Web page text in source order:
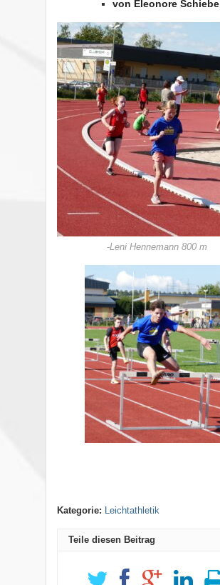
von Eleonore Schiebel
-Leni Hennemann 800 m
Kategorie: Leichtathletik
Teile diesen Beitrag